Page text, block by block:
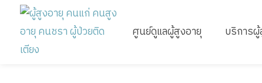
ศูนย์ดูแลผู้สูงอายุ บริการ